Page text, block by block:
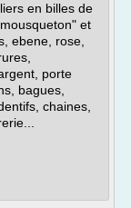
en billes de
et
ebene, rose,
porte
bagues,
chaines,